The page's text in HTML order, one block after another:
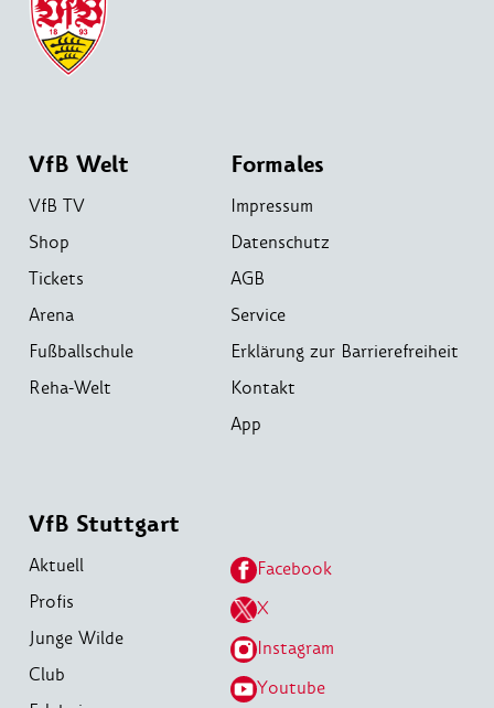
VfB Welt
VfB TV
Shop
Tickets
Arena
Fußballschule
Reha-Welt
Formales
Impressum
Datenschutz
AGB
Service
Erklärung zur Barrierefreiheit
Kontakt
App
VfB Stuttgart
Aktuell
Profis
Junge Wilde
Club
Facebook
X
Instagram
Youtube